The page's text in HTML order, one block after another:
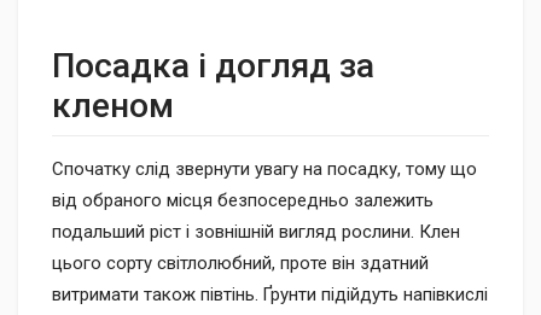
Посадка і догляд за
кленом
Спочатку слід звернути увагу на посадку, тому що
від обраного місця безпосередньо залежить
подальший ріст і зовнішній вигляд рослини. Клен
цього сорту світлолюбний, проте він здатний
витримати також півтінь. Ґрунти підійдуть напівкислі